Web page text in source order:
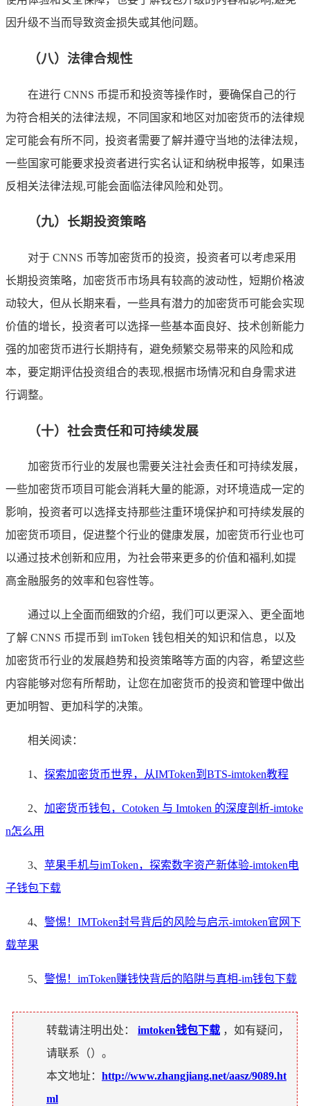
因升级不当而导致资金损失或其他问题。
（八）法律合规性
在进行 CNNS 币提币和投资等操作时，要确保自己的行
为符合相关的法律法规，不同国家和地区对加密货币的法律规
定可能会有所不同，投资者需要了解并遵守当地的法律法规，
一些国家可能要求投资者进行实名认证和纳税申报等，如果违
反相关法律法规,可能会面临法律风险和处罚。
（九）长期投资策略
对于 CNNS 币等加密货币的投资，投资者可以考虑采用
长期投资策略，加密货币市场具有较高的波动性，短期价格波
动较大，但从长期来看，一些具有潜力的加密货币可能会实现
价值的增长，投资者可以选择一些基本面良好、技术创新能力
强的加密货币进行长期持有，避免频繁交易带来的风险和成
本，要定期评估投资组合的表现,根据市场情况和自身需求进
行调整。
（十）社会责任和可持续发展
加密货币行业的发展也需要关注社会责任和可持续发展，
一些加密货币项目可能会消耗大量的能源，对环境造成一定的
影响，投资者可以选择支持那些注重环境保护和可持续发展的
加密货币项目，促进整个行业的健康发展，加密货币行业也可
以通过技术创新和应用，为社会带来更多的价值和福利,如提
高金融服务的效率和包容性等。
通过以上全面而细致的介绍，我们可以更深入、更全面地
了解 CNNS 币提币到 imToken 钱包相关的知识和信息，以及
加密货币行业的发展趋势和投资策略等方面的内容，希望这些
内容能够对您有所帮助，让您在加密货币的投资和管理中做出
更加明智、更加科学的决策。
相关阅读：
1、 探索加密货币世界，从IMToken到BTS-imtoken教程
2、 加密货币钱包，Cotoken 与 Imtoken 的深度剖析-imtoke
n怎么用
3、 苹果手机与imToken，探索数字资产新体验-imtoken电
子钱包下载
4、 警惕！IMToken封号背后的风险与启示-imtoken官网下
载苹果
5、 警惕！imToken赚钱快背后的陷阱与真相-im钱包下载
转载请注明出处： imtoken钱包下载 ，如有疑问，
请联系（）。
本文地址： http://www.zhangjiang.net/aasz/9089.ht
ml